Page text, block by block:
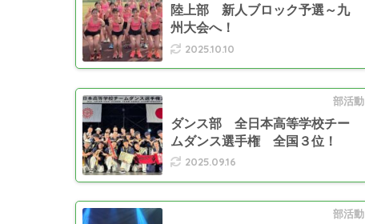
陸上部 新人ブロック予選～九
州大会へ！
2025.10.10
部活動
ダンス部 全日本高等学校チー
ムダンス選手権 全国３位！
2025.09.16
部活動